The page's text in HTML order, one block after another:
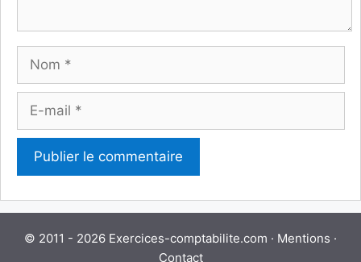
Nom
© 2011 - 2026 Exercices-comptabilite.com · Mentions ·
Contact